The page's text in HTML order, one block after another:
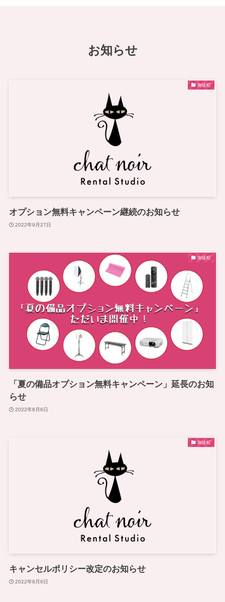
お知らせ
御徒町
オプション無料キャンペーン継続のお知らせ
2022年9月27日
御徒町
「夏の備品オプション無料キャンペーン」延長のお知
らせ
2022年8月6日
御徒町
キャンセルポリシー改定のお知らせ
2022年8月6日